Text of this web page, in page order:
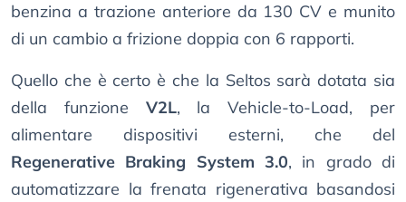
benzina a trazione anteriore da 130 CV e munito
di un cambio a frizione doppia con 6 rapporti.
Quello che è certo è che la Seltos sarà dotata sia
della funzione V2L, la Vehicle-to-Load, per
alimentare dispositivi esterni, che del
Regenerative Braking System 3.0, in grado di
automatizzare la frenata rigenerativa basandosi